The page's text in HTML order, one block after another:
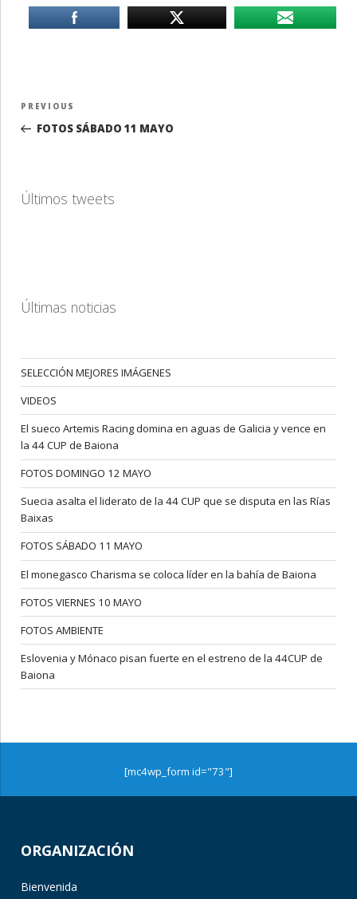
Navegación
entradas
Previous
Post
PREVIOUS
FOTOS SÁBADO 11 MAYO
Últimos tweets
Últimas noticias
SELECCIÓN MEJORES IMÁGENES
VIDEOS
El sueco Artemis Racing domina en aguas de Galicia y vence en
la 44 CUP de Baiona
FOTOS DOMINGO 12 MAYO
Suecia asalta el liderato de la 44 CUP que se disputa en las Rías
Baixas
FOTOS SÁBADO 11 MAYO
El monegasco Charisma se coloca líder en la bahía de Baiona
FOTOS VIERNES 10 MAYO
FOTOS AMBIENTE
Eslovenia y Mónaco pisan fuerte en el estreno de la 44CUP de
Baiona
[mc4wp_form id="73"]
ORGANIZACIÓN
Bienvenida